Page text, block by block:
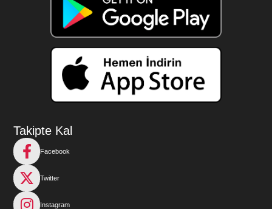
Takipte Kal
Facebook
Twitter
Instagram